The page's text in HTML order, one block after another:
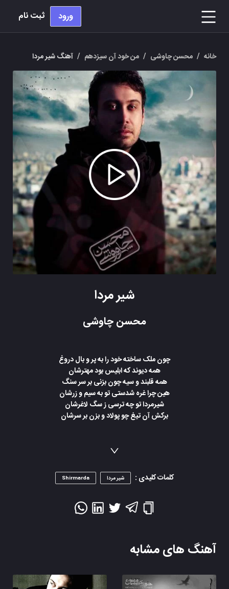
ورود ثبت نام
خانه / محسن چاوشی / من خود آن سیزدهم / آهنگ شیر مردا
شیر مردا
محسن چاوشی
چون ملک ساخته خود را به پر و بال دروغ
همه دیوند که ابلیس بود مهترشان
همه قلبند و سیه چون بزنی بر سر سنگ
هین چرا غره شدستی تو به سیم و زرشان
شیرمردا تو چه ترسی ز سگ لاغرشان
برکش آن تیغ چو پولاد و بزن بر سرشان
کلمات کلیدی : شیر مردا Shirmarda
آهنگ های مشابه